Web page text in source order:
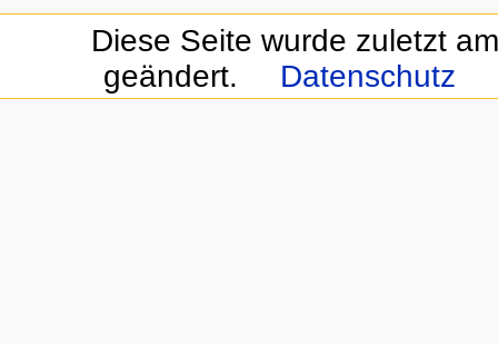
Diese Seite wurde zuletzt
geändert.
Datenschutz